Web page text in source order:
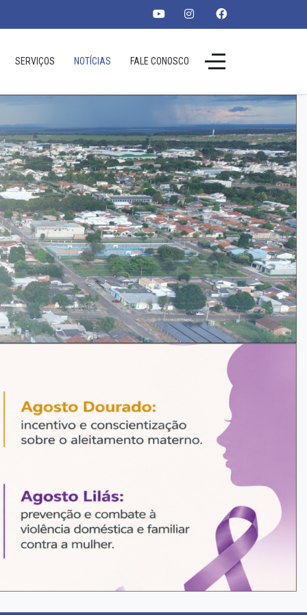
SERVIÇOS NOTÍCIAS FALE CONOSCO